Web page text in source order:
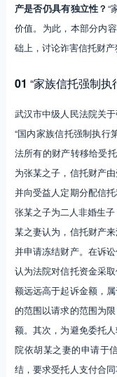
产是否仍具有独立性？ “
价值。为此，本部分内
础上，讨论诈害信托财产
01 “家族信托强制执
武汉市中级人民法院关
“国内家族信托强制执行
法所有的财产转移给受
为张某之子，信托财产
并向受益人定期分配信
张某之子为二人非婚生
某之妻认为，信托财产
并申请冻结财产。在诉
认为法院对信托资金采
额远远高于起诉金额，
的范围以请求的范围为
额。其次，为避免委托
院依胡某之妻的申请于
结，要求受托人支付合